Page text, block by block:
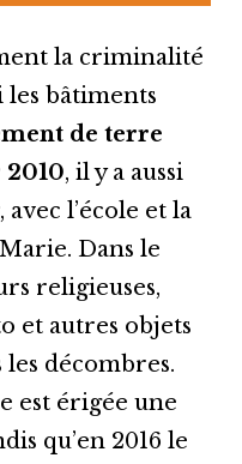
la criminalité
les bâtiments
de terre
2010, il y a aussi
l’école et la
Dans le
religieuses,
et autres objets
décombres.
est érigée une
qu’en 2016 le